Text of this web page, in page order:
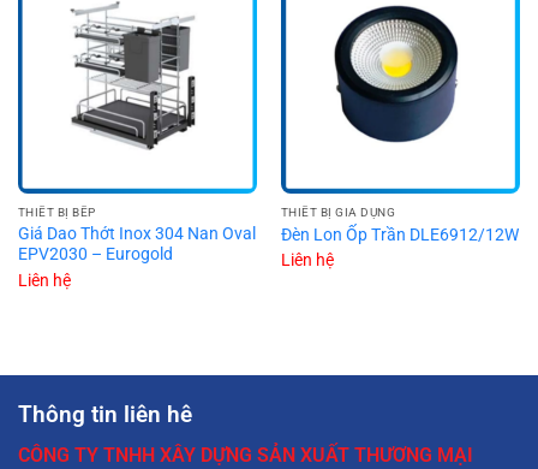
THIẾT BỊ BẾP
Giá Dao Thớt Inox 304 Nan Oval
EPV2030 – Eurogold
Liên hệ
THIẾT BỊ GIA DỤNG
Đèn Lon Ốp Trần DLE6912/12W
Liên hệ
Thông tin liên hê
CÔNG TY TNHH XÂY DỰNG SẢN XUẤT THƯƠNG MẠI